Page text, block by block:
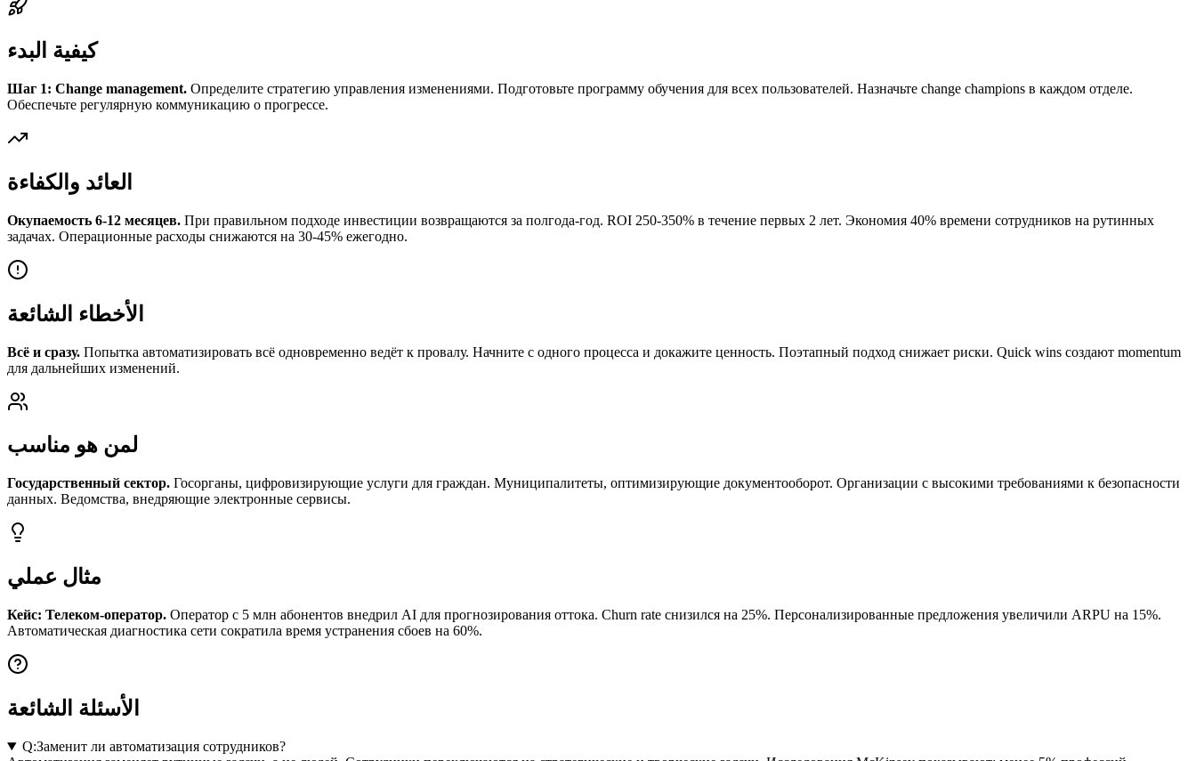
كيفية البدء
Шаг 1: Change management. Определите стратегию управления изменениями. Подготовьте программу обучения для всех пользователей. Назначьте change champions в каждом отделе.
Обеспечьте регулярную коммуникацию о прогрессе.
العائد والكفاءة
Окупаемость 6-12 месяцев. При правильном подходе инвестиции возвращаются за полгода-год. ROI 250-350% в течение первых 2 лет. Экономия 40% времени сотрудников на рутинных
задачах. Операционные расходы снижаются на 30-45% ежегодно.
الأخطاء الشائعة
Всё и сразу. Попытка автоматизировать всё одновременно ведёт к провалу. Начните с одного процесса и докажите ценность. Поэтапный подход снижает риски. Quick wins создают momentum
для дальнейших изменений.
لمن هو مناسب
Государственный сектор. Госорганы, цифровизирующие услуги для граждан. Муниципалитеты, оптимизирующие документооборот. Организации с высокими требованиями к безопасности
данных. Ведомства, внедряющие электронные сервисы.
مثال عملي
Кейс: Телеком-оператор. Оператор с 5 млн абонентов внедрил AI для прогнозирования оттока. Churn rate снизился на 25%. Персонализированные предложения увеличили ARPU на 15%.
Автоматическая диагностика сети сократила время устранения сбоев на 60%.
الأسئلة الشائعة
Q:Заменит ли автоматизация сотрудников?